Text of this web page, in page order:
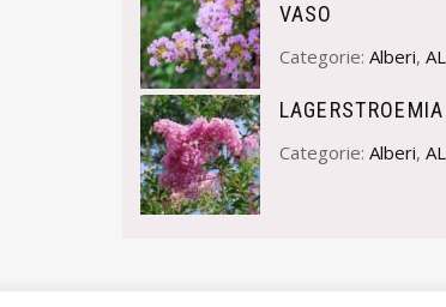
VASO
Categorie: Alberi,
Categorie: Alberi,